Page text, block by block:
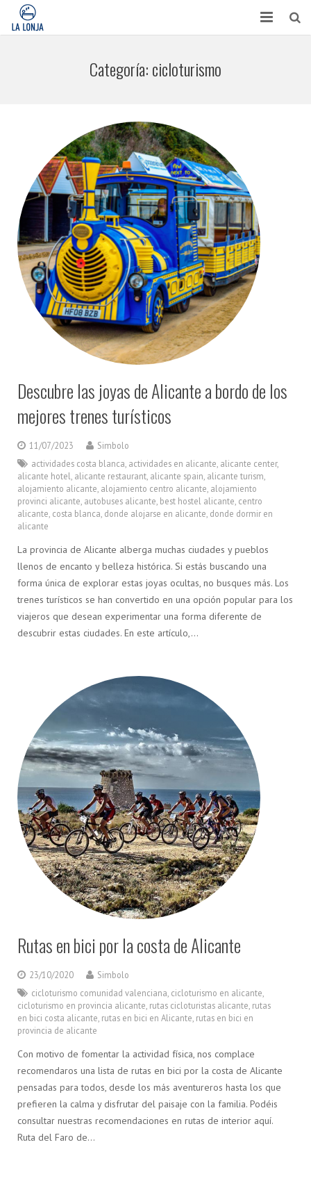
APARTAMENTOS
Categoría:cicloturismo
Descubre las joyas de Alicante a bordo de los
mejores trenes turísticos
11/07/2023
Simbolo
actividades costa blanca actividades en alicante alicante center,
alicante hotel alicante restaurant alicante spain alicante turism
alojamiento alicante alojamiento centro alicante alojamiento
provinci alicante autobuses alicante best hostel alicante centro
alicante costa blanca donde alojarse en alicante donde dormir en
alicante
La provincia de Alicante alberga muchas ciudades y pueblos
llenos de encanto y belleza histórica. Si estás buscando una
forma única de explorar estas joyas ocultas, no busques más. Los
trenes turísticos se han convertido en una opción popular para los
viajeros que desean experimentar una forma diferente de
descubrir estas ciudades. En este artículo,…
Rutas en bici por la costa de Alicante
23/10/2020
Simbolo
cicloturismo comunidad valenciana cicloturismo en alicante
cicloturismo en provincia alicante rutas cicloturistas alicante rutas
en bici costa alicante rutas en bici en Alicante rutas en bici en
provincia de alicante
Con motivo de fomentar la actividad física, nos complace
recomendaros una lista de rutas en bici por la costa de Alicante
pensadas para todos, desde los más aventureros hasta los que
prefieren la calma y disfrutar del paisaje con la familia. Podéis
consultar nuestras recomendaciones en rutas de interior aquí.
Ruta del Faro de…